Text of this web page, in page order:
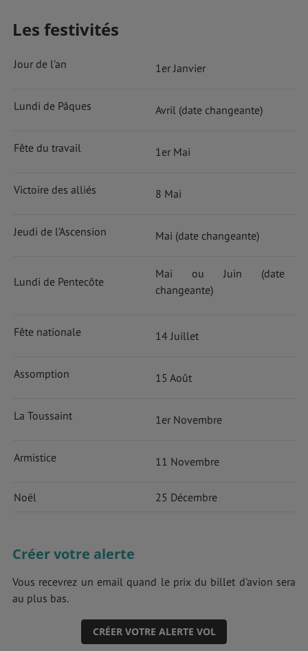
Les festivités
Jour de l’an 1er Janvier
Lundi de Pâques Avril (date changeante)
Fête du travail 1er Mai
Victoire des alliés 8 Mai
Jeudi de l’Ascension Mai (date changeante)
Lundi de Pentecôte
Mai ou Juin (date
changeante)
Fête nationale 14 Juillet
Assomption 15 Août
La Toussaint 1er Novembre
Armistice 11 Novembre
Noël 25 Décembre
Créer votre alerte
Vous recevrez un email quand le prix du billet d'avion sera
au plus bas.
CRÉER VOTRE ALERTE VOL